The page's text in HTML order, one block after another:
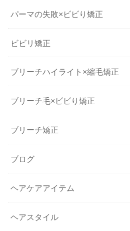
パーマの失敗×ビビり矯正
ビビリ矯正
ブリーチハイライト×縮毛矯正
ブリーチ毛×ビビり矯正
ブリーチ矯正
ブログ
ヘアケアアイテム
ヘアスタイル